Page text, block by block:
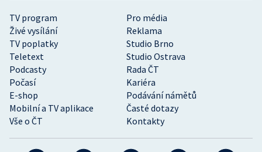
TV program
Pro média
Živé vysílání
Reklama
TV poplatky
Studio Brno
Teletext
Studio Ostrava
Podcasty
Rada ČT
Počasí
Kariéra
E-shop
Podávání námětů
Mobilní a TV aplikace
Časté dotazy
Vše o ČT
Kontakty